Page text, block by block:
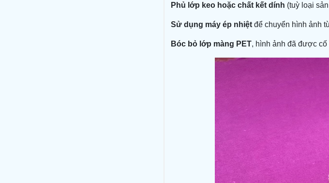
Phủ lớp keo hoặc chất kết dính (tuỳ loại
Sử dụng máy ép nhiệtđể chuyển hình ảnh
Bóc bỏ lớp màng PET, hình ảnh đã được cố